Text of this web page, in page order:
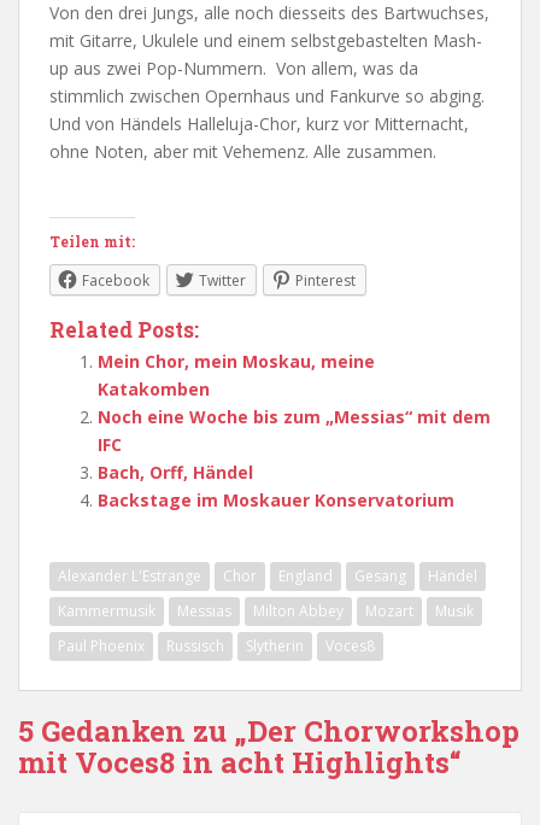
Von den drei Jungs, alle noch diesseits des Bartwuchses,
mit Gitarre, Ukulele und einem selbstgebastelten Mash-
up aus zwei Pop-Nummern. Von allem, was da
stimmlich zwischen Opernhaus und Fankurve so abging.
Und von Händels Halleluja-Chor, kurz vor Mitternacht,
ohne Noten, aber mit Vehemenz. Alle zusammen.
Teilen mit:
Facebook Twitter Pinterest
Related Posts:
Mein Chor, mein Moskau, meine
Katakomben
Noch eine Woche bis zum „Messias“ mit dem
IFC
Bach, Orff, Händel
Backstage im Moskauer Konservatorium
Alexander L'Estrange Chor England Gesang
Händel
Kammermusik
Messias Milton Abbey Mozart
Musik
Paul Phoenix
Russisch Slytherin Voces8
5 Gedanken zu „Der Chorworkshop
mit Voces8 in acht Highlights“